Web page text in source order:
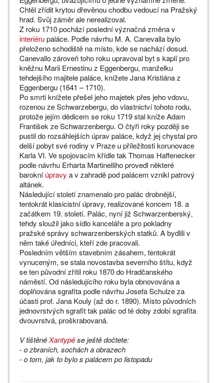
Chtěl zřídit krytou dřevěnou chodbu vedoucí na Pražský
hrad. Svůj záměr ale nerealizoval.
Z roku 1710 pochází poslední význačná změna v
interiérupaláce. Podle návrhu M. A. Canevalla bylo
přeloženo schodiště na místo, kde se nachází dosud.
Canevallo zároveň toho roku upravoval byt s kaplí pro
kněžnu Marii Ernestinu z Eggenbergu, manželku
tehdejšího majitele paláce, knížete Jana Kristiána z
Eggenbergu (1641 – 1710).
Po smrti knížete přešel jeho majetek přes jeho vdovu,
rozenou ze Schwarzebergu, do vlastnictví tohoto rodu,
protože jejím dědicem se roku 1719 stal kníže Adam
František ze Schwarzenbergu. O čtyři roky později se
pustil do rozsáhlejších úprav paláce, když jej chystal pro
delší pobyt své rodiny v Praze u příležitosti korunovace
Karla VI. Ve spojovacím křídle tak Thomas Haffenecker
podle návrhu Erharta Martinelliho provedl některé
barokníúpravy a v zahradě pod palácem vznikl patrový
altánek.
Následující století znamenalo pro palác drobnější,
tentokrát klasicistní úpravy, realizované koncem 18. a
začátkem 19. století. Palác, nyní již Schwarzenberský,
tehdy sloužil jako sídlo kanceláře a pro pokladny
pražské správy schwarzenberských statků. A bydlili v
něm také úředníci, kteří zde pracovali.
Posledním větším stavebním zásahem, tentokrát
vynuceným, se stala novostavba severního štítu, když
se ten původní zřítil roku 1870 do Hradčanského
náměstí. Od následujícího roku byla obnovována a
doplňována sgrafita podle návrhu Josefa Schulze za
účasti prof. Jana Kouly (až do r. 1890). Místo původních
jednovrstvých sgrafit tak palác od té doby zdobí sgrafita
dvouvrstvá, proškrabovaná.
V tištěnéXantypěse ještě dočtete:
- o zbraních, sochách a obrazech
- o tom, jak to bylo s palácem po listopadu